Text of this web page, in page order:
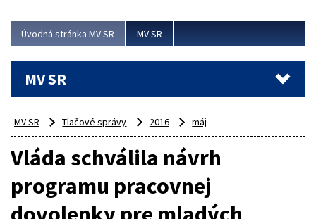
Úvodná stránka MV SR MV SR
MV SR
MV SR Tlačové správy 2016 máj
Vláda schválila návrh
programu pracovnej